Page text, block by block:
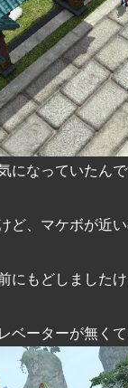
になっていたん
ど、マケボが近
にもどしました
ーターが無くて